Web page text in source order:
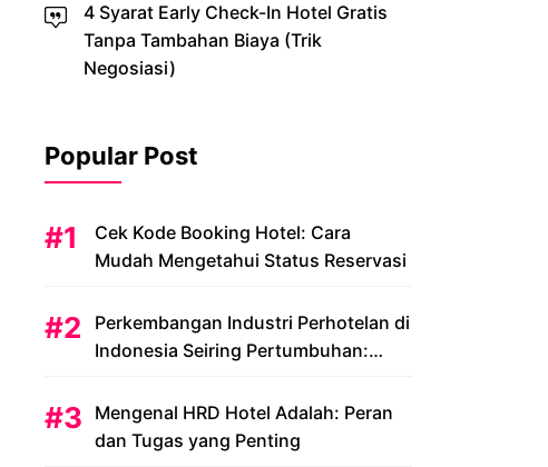
4 Syarat Early Check-In Hotel Gratis
Tanpa Tambahan Biaya (Trik
Negosiasi)
Popular Post
Cek Kode Booking Hotel: Cara
Mudah Mengetahui Status Reservasi
Perkembangan Industri Perhotelan di
Indonesia Seiring Pertumbuhan:
Mengenal HRD Hotel Adalah: Peran
dan Tugas yang Penting